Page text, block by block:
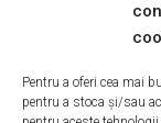
Pentru a oferi cea mai
pentru a stoca și/sau
reparatii
pagina
ariston? Tot ce
Citește mai